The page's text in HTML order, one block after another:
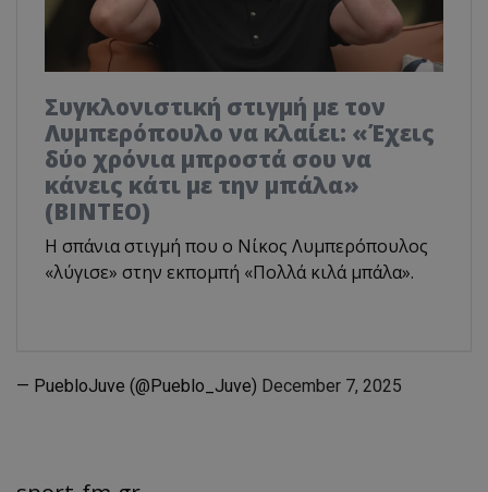
Συγκλονιστική στιγμή με τον
Λυμπερόπουλο να κλαίει: «Έχεις
δύο χρόνια μπροστά σου να
κάνεις κάτι με την μπάλα»
(ΒΙΝΤΕΟ)
Η σπάνια στιγμή που ο Νίκος Λυμπερόπουλος
«λύγισε» στην εκπομπή «Πολλά κιλά μπάλα».
— PuebloJuve (@Pueblo_Juve) December 7, 2025